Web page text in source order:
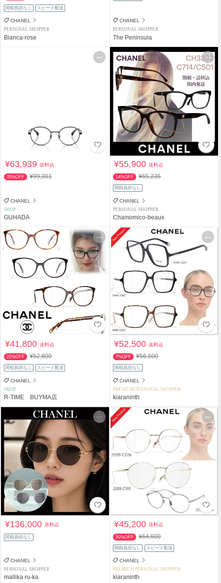
関税負担なし スピード配送
CHANEL
PERSONAL SHOPPER
Bianca-rose
CHANEL
PERSONAL SHOPPER
The Peninsula
¥63,939送料込
35%OFF ¥99,301
CHANEL
SHOP
GUHADA
¥55,900送料込
14%OFF ¥65,235
関税負担なし
CHANEL
PERSONAL SHOPPER
Chamomico-beaux
¥41,800送料込
20%OFF ¥52,800
関税負担なし スピード配送
CHANEL
SHOP
R-TIME BUYMA店
¥52,500送料込
7%OFF ¥56,500
関税負担なし
CHANEL
PREMIUM PERSONAL SHOPPER
kiaraninth
¥136,000送料込
関税負担なし
CHANEL
PERSONAL SHOPPER
mallika ru-ka
¥45,200送料込
30%OFF ¥64,600
関税負担なし スピード配送
CHANEL
PREMIUM PERSONAL SHOPPER
kiaraninth